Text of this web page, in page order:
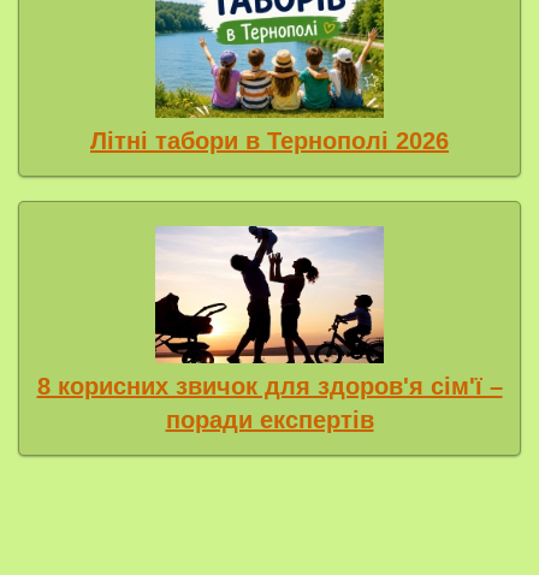
Літні табори в Тернополі 2026
8 корисних звичок для здоров'я сім'ї –
поради експертів